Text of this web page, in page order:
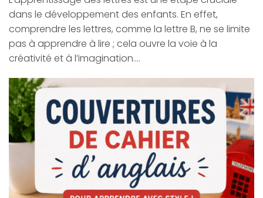
dans le développement des enfants. En effet,
comprendre les lettres, comme la lettre B, ne se limite
pas à apprendre à lire ; cela ouvre la voie à la
créativité et à l’imagination.…